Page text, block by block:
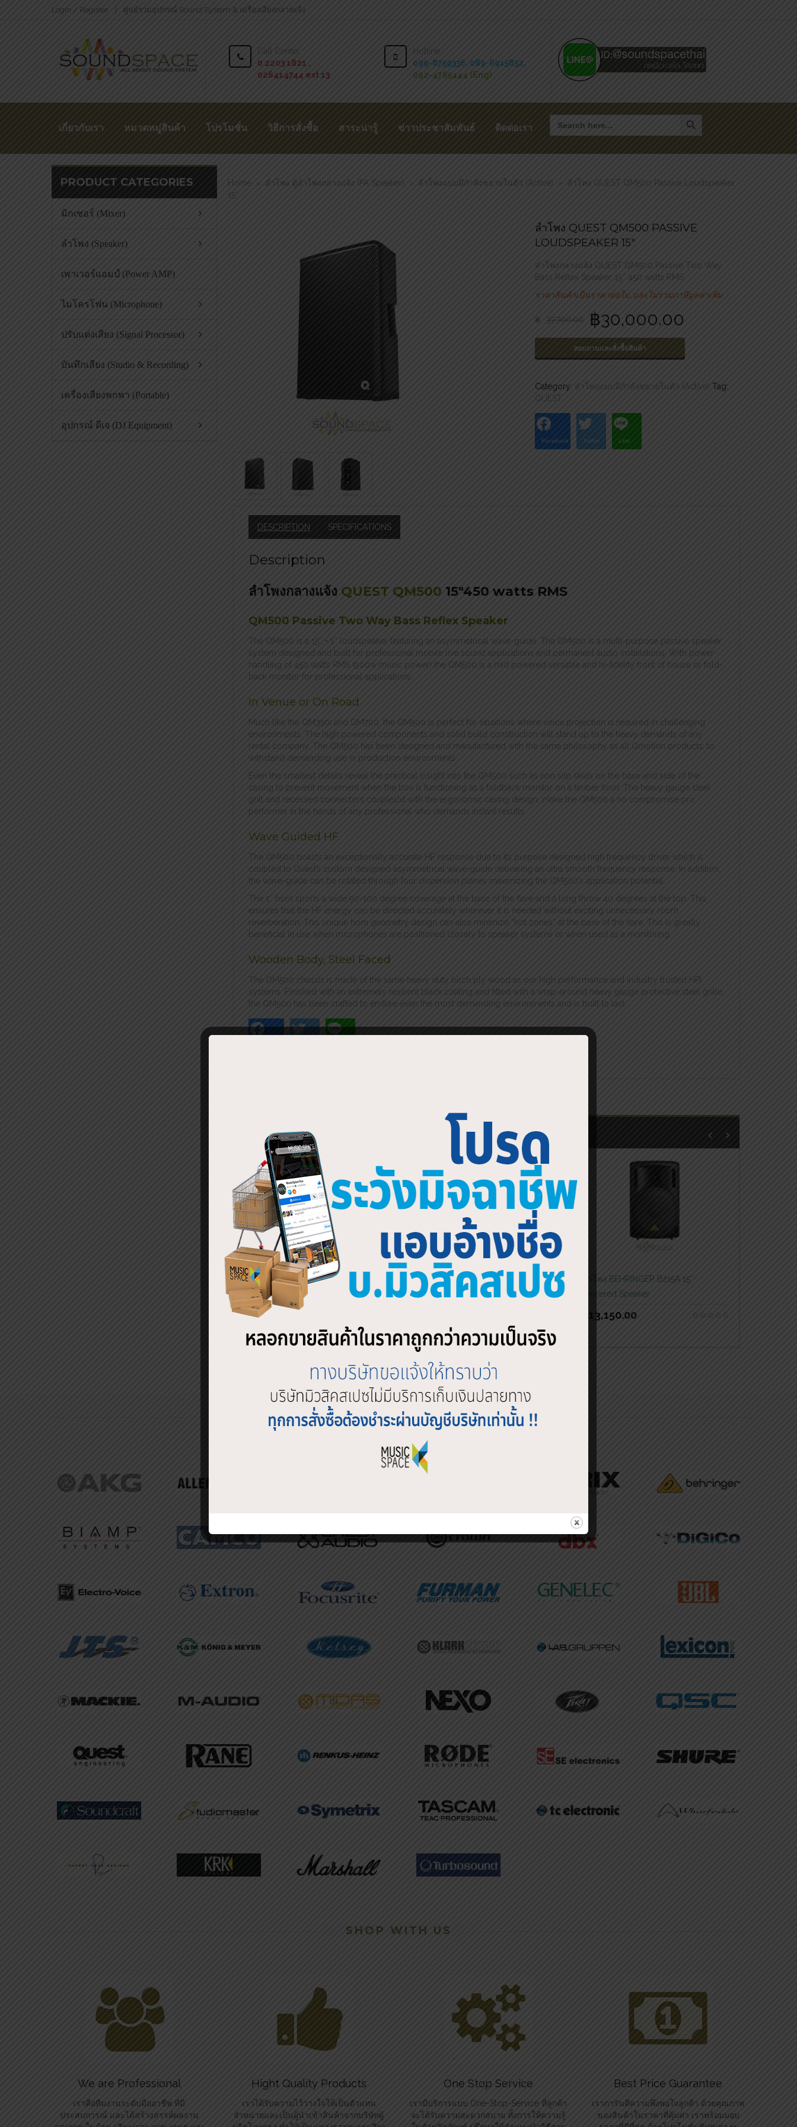
Login / Register ศูนย์รวมอุปกรณ์ Sound System & เครื่องเสียงกลางแจ้ง
Call Center :
0 2203 1821 ,
026414744 ext 13
Hotline :
099-8759336, 089-6915832,
092-4765444 (Eng)
เกี่ยวกับเรา หมวดหมู่สินค้า โปรโมชั่น วิธีการสั่งซื้อ สาระน่ารู้ ข่าวประชาสัมพันธ์ ติดต่อเรา
for:
Search Button
PRODUCT CATEGORIES
มิกเซอร์ (Mixer)
ลำโพง (Speaker)
เพาเวอร์แอมป์ (Power AMP)
ไมโครโฟน (Microphone)
ปรับแต่งเสียง (Signal Processor)
บันทึกเสียง (Studio & Recording)
เครื่องเสียงพกพา (Portable)
อุปกรณ์ ดีเจ (DJ Equipment)
Home > ลำโพง ตู้ลำโพงกลางแจ้ง (PA Speaker) > ลำโพงแบบมีกำลังขยายในตัว (Active) >
ลำโพง QUEST QM500 Passive Loudspeaker
15″
ลำโพง QUEST QM500 PASSIVE
LOUDSPEAKER 15″
ลำโพงกลางแจ้ง QUEST QM500 Passive Two Way
Bass Reflex Speaker 15″ 450 watts RMS
ราคาสินค้าเป็นราคาต่อใบ…และไม่รวมภาษีมูลค่าเพิ่ม
฿ 37,700.00 ฿30,000.00
สอบถามและสั่งซื้อสินค้า
Category: ลำโพงแบบมีกำลังขยายในตัว (Active) Tag:
QUEST
Facebook Twitter Line
DESCRIPTION SPECIFICATIONS
Description
ลำโพงกลางแจ้ง QUEST QM500 15″450 watts RMS
QM500 Passive Two Way Bass Reflex Speaker
The QM500 is a 15″ + 1″ loudspeaker featuring an asymmetrical wave-guide. The QM500 is a multi-purpose passive speaker
system designed and built for professional mobile live sound applications and permanent audio installations. With power
handling of 450 watts RMS (900w music power) the QM500 is a mid powered versatile and hi-fidelity front of house or fold-
back monitor for professional applications.
In Venue or On Road
Much like the QM350i and QM700, the QM500 is perfect for situations where voice projection is required in challenging
environments. The high powered components and solid build construction will stand up to the heavy demands of any
rental company. The QM500 has been designed and manufactured with the same philosophy as all Qmotion products: to
withstand demanding use in production environments.
Even the smallest details reveal the practical insight into the QM500 such as non slip skids on the base and side of the
casing to prevent movement when the box is functioning as a foldback monitor on a timber floor. The heavy gauge steel
grill and recessed connectors couple1)d with the ergonomic casing design, make the QM500 a no compromise pro
performer in the hands of any professional who demands instant results.
Wave Guided HF
The QM500 boasts an exceptionally accurate HF response due to its purpose designed high frequency driver which is
coupled to Quest’s custom designed asymmetrical wave-guide delivering an ultra smooth frequency response. In addition,
the wave-guide can be rotated through four dispersion planes maximizing the QM500’s application potential.
The 1″ horn sports a wide 90-100 degree coverage at the base of the flare and a long throw 40 degrees at the top. This
ensures that the HF energy can be directed accurately wherever it is needed without exciting unnecessary room
reverberation. This unique horn geometry design can also minimize “hot zones” at the base of the flare. This is greatly
beneficial in use when microphones are positioned closely to speaker systems or when used as a monitoring.
Wooden Body, Steel Faced
The QM500 chassis is made of the same heavy duty birch ply wood as our high performance and industry trusted HPI
systems. Finished with an extremely resilient black coating and fitted with a wrap-around heavy gauge protective steel grille,
the QM500 has been crafted to endure even the most demanding environments and is built to last.
RELATED PRODUCTS
ลําโพงซับวูฟเฟอร์ BEHRINGER B1200D
12″ Active Subwoofer
฿13,800.00
ลำโพง BEHRINGER B1500D PRO 15″
PA Subwoofer
ลำโพง BEHRINGER B215A 15″
Powered Speaker
13,150.00
SHOP BY BRAND
SHOP WITH US
We are Professional
เราคือทีมงานระดับมืออาชีพ ที่มี
ประสบการณ์ และได้สร้างสรรค์ผลงาน
Hight Quality Products
เราได้รับความไว้วางใจให้เป็นตัวแทน
จำหน่ายและเป็นผู้นำเข้าสินค้าจากบริษัทผู้
One Stop Service
เรามีบริการแบบ One-Stop-Service ที่ลูกค้า
จะได้รับความสะดวกสบาย ทั้งการให้ความรู้
Best Price Guarantee
เราการันตีความพึงพอใจลูกค้า ด้วยคุณภาพ
ของสินค้าในราคาที่คุ้มค่า เราพร้อมมอบ